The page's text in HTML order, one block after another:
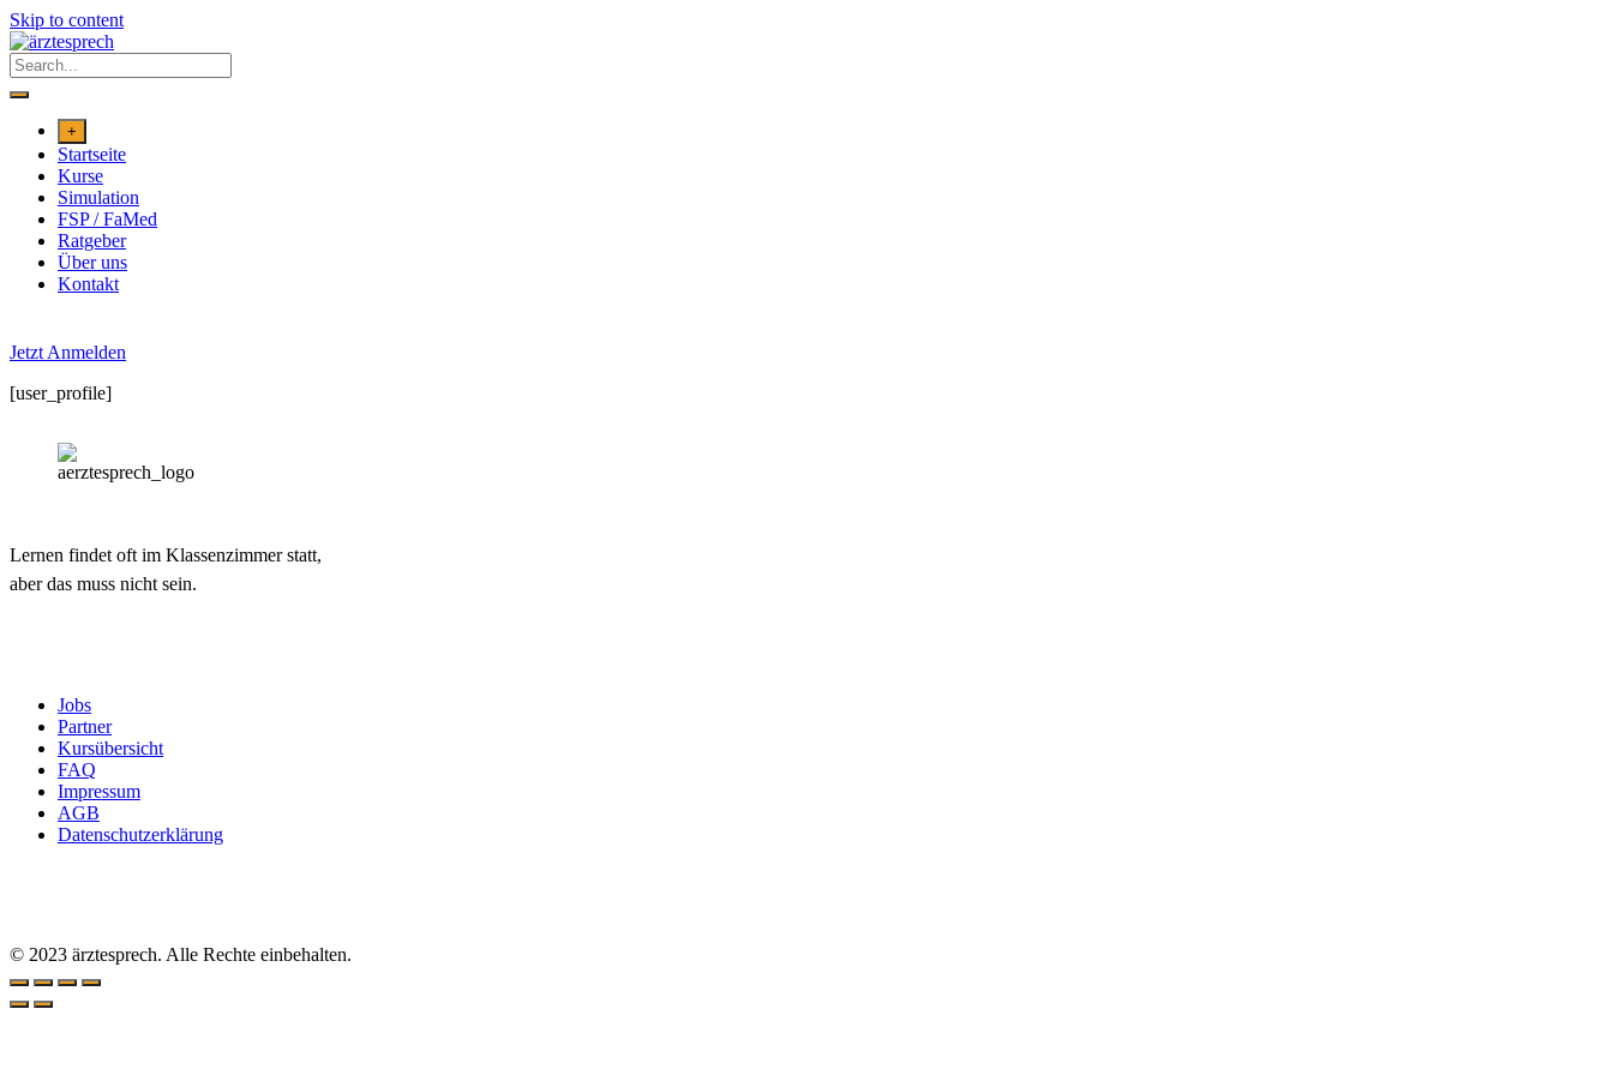
Skip to content
+
Startseite
Kurse
Simulation
FSP / FaMed
Ratgeber
Über uns
Kontakt
Jetzt Anmelden
[user_profile]
Lernen findet oft im Klassenzimmer statt,
aber das muss nicht sein.
Jobs
Partner
Kursübersicht
FAQ
Impressum
AGB
Datenschutzerklärung
© 2023 ärztesprech. Alle Rechte einbehalten.